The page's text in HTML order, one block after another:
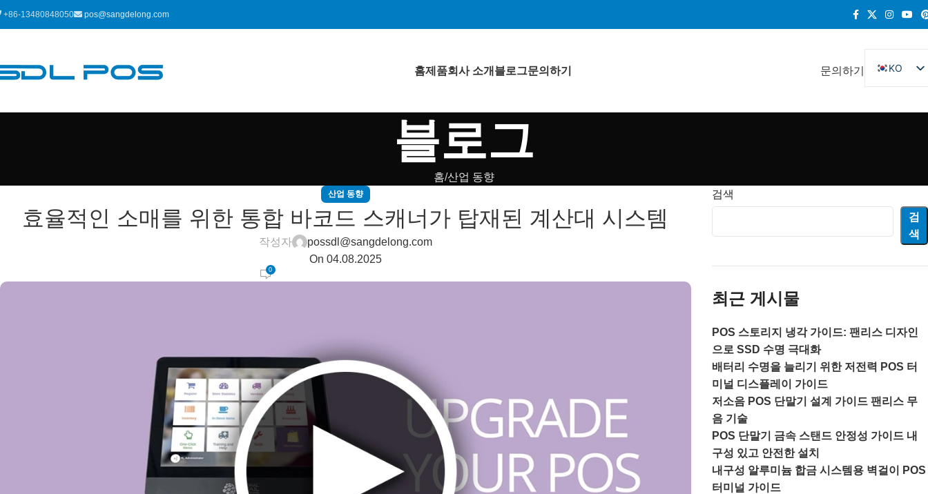
+86-13480848050 pos@sangdelong.com
홈제품회사 소개 블로그문의하기 문의하기
KO
EN
DE
IT
블로그
홈 산업 동향
산업 동향
효율적인 소매를 위한 통합 바코드 스캐너가 탑재된 계산대 시스템
작성자
possdl@sangdelong.com
On 04.08.2025
0
검색
검
색
최근 게시물
POS 스토리지 냉각 가이드: 팬리스 디자인
으로 SSD 수명 극대화
배터리 수명을 늘리기 위한 저전력 POS 터
미널 디스플레이 가이드
저소음 POS 단말기 설계 가이드 팬리스 무
음 기술
POS 단말기 금속 스탠드 안정성 가이드 내
구성 있고 안전한 설치
내구성 알루미늄 합금 시스템용 벽걸이 POS
터미널 가이드